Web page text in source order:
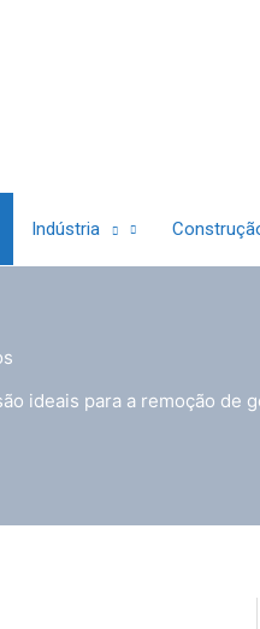
Indústria
ideais para a remoção